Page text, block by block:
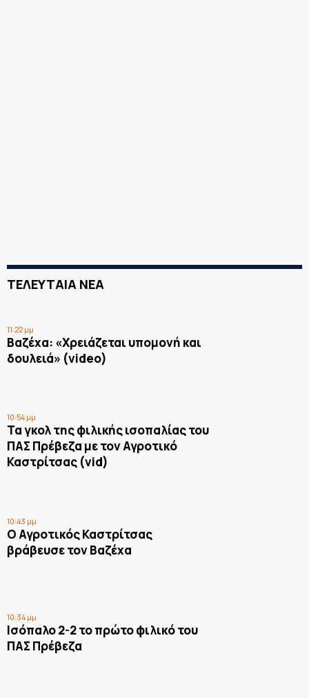
ΤΕΛΕΥΤΑΙΑ ΝΕΑ
11:22 μμ
Βαζέχα: «Χρειάζεται υπομονή και
δουλειά» (video)
10:54 μμ
Τα γκολ της φιλικής ισοπαλίας του
ΠΑΣ Πρέβεζα με τον Αγροτικό
Καστρίτσας (vid)
10:43 μμ
Ο Αγροτικός Καστρίτσας
βράβευσε τον Βαζέχα
10:34 μμ
Ισόπαλο 2-2 το πρώτο φιλικό του
ΠΑΣ Πρέβεζα